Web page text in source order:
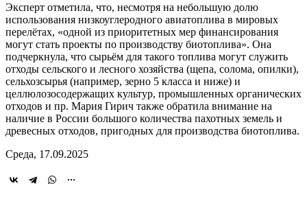
Эксперт отметила, что, несмотря на небольшую долю
использования низкоуглеродного авиатоплива в мировых
перелётах, «одной из приоритетных мер финансирования
могут стать проекты по производству биотоплива». Она
подчеркнула, что сырьём для такого топлива могут служить
отходы сельского и лесного хозяйства (щепа, солома, опилки),
сельхозсырья (например, зерно 5 класса и ниже) и
целлюлозосодержащих культур, промышленных органических
отходов и пр. Мария Гирич также обратила внимание на
наличие в России большого количества пахотных земель и
древесных отходов, пригодных для производства биотоплива.
Среда, 17.09.2025